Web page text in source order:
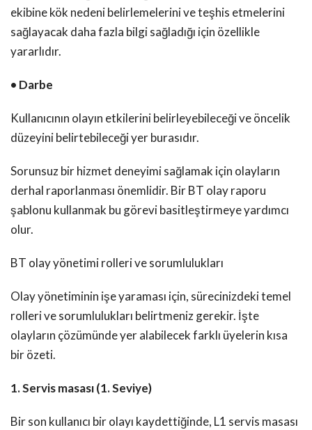
ekibine kök nedeni belirlemelerini ve teşhis etmelerini
sağlayacak daha fazla bilgi sağladığı için özellikle
yararlıdır.
• Darbe
Kullanıcının olayın etkilerini belirleyebileceği ve öncelik
düzeyini belirtebileceği yer burasıdır.
Sorunsuz bir hizmet deneyimi sağlamak için olayların
derhal raporlanması önemlidir. Bir BT olay raporu
şablonu kullanmak bu görevi basitleştirmeye yardımcı
olur.
BT olay yönetimi rolleri ve sorumlulukları
Olay yönetiminin işe yaraması için, sürecinizdeki temel
rolleri ve sorumlulukları belirtmeniz gerekir. İşte
olayların çözümünde yer alabilecek farklı üyelerin kısa
bir özeti.
1. Servis masası (1. Seviye)
Bir son kullanıcı bir olayı kaydettiğinde, L1 servis masası